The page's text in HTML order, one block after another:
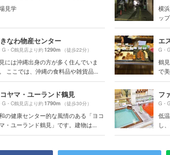
見学
横
ップ
なわ物産センター
G・C鶴見店より約1290m （徒歩22分）
には沖縄出身の方が多く住んでいま
ここでは、沖縄の食料品や雑貨品...
エ
G・
鶴
で
ヤマ・ユーランド鶴見
G・C鶴見店より約1790m （徒歩30分）
の健康センター的な風情のある「ヨコ
・ユーランド鶴見」です。建物は...
G・
低
し